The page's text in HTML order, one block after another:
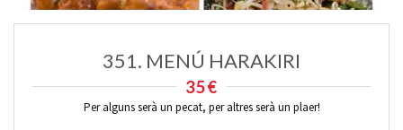
351. MENÚ HARAKIRI
35€
Per alguns serà un pecat, per altres serà un plaer!